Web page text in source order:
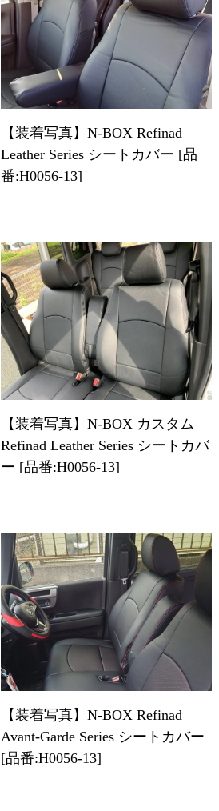
【装着写真】N-BOX Refinad
Leather Series シートカバー [品
番:H0056-13]
【装着写真】N-BOX カスタム
Refinad Leather Series シートカバ
ー [品番:H0056-13]
【装着写真】N-BOX Refinad
Avant-Garde Series シートカバー
[品番:H0056-13]